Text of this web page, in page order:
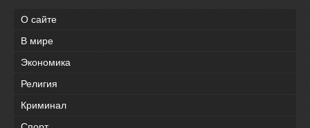
О сайте
В мире
Экономика
Религия
Криминал